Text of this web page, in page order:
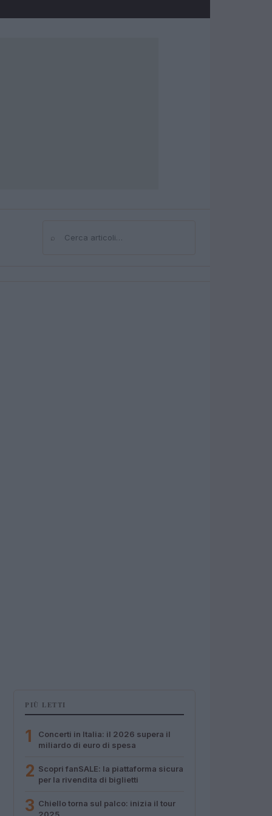
⌕Cerca
PIÙ LETTI
1
Concerti in Italia: il 2026 supera il
miliardo di euro di spesa
2 Scopri fanSALE: la piattaforma sicura
per la rivendita di biglietti
3 Chiello torna sul palco: inizia il tour